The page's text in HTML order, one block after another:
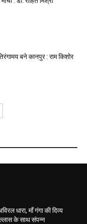
बने कानपुर : राम किशोर
धारा, माँ गंगा की दिव्य
के साथ संपन्न